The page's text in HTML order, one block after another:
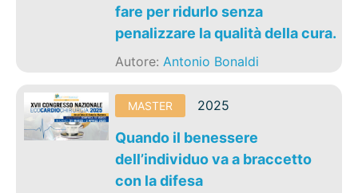
fare per ridurlo senza
penalizzare la qualità della cura.
Autore:Antonio Bonaldi
MASTER 2025
Quando il benessere
dell’individuo va a braccetto
con la difesa